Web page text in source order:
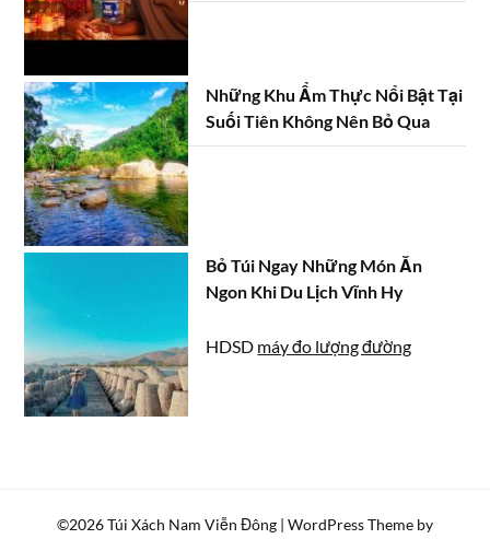
Những Khu Ẩm Thực Nổi Bật Tại
Suối Tiên Không Nên Bỏ Qua
Bỏ Túi Ngay Những Món Ăn
Ngon Khi Du Lịch Vĩnh Hy
HDSD máy đo lượng đường
©2026 Túi Xách Nam Viễn Đông | WordPress Theme by